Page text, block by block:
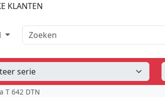
KLANTEN
Zoeken
T 642 DTN